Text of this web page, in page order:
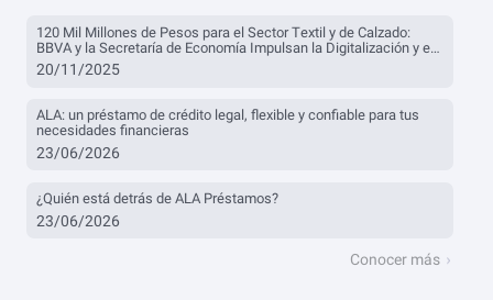
120 Mil Millones de Pesos para el Sector Textil y de Calzado:
BBVA y la Secretaría de Economía Impulsan la Digitalización y el
Financiamiento
20/11/2025
ALA: un préstamo de crédito legal, flexible y confiable para tus
necesidades financieras
23/06/2026
¿Quién está detrás de ALA Préstamos?
23/06/2026
Conocer más